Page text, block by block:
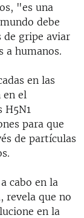
"es una
debe
de gripe aviar
a humanos.
en las
en el
para que
de partículas
cabo en la
revela que no
en la